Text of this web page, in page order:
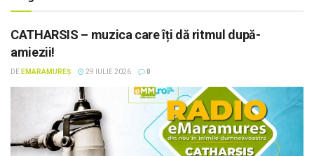
CATHARSIS – muzica care îți dă ritmul după-
amiezii!
DE EMARAMUREȘ 29 IULIE 2026 0